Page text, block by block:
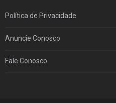
Política de Privacidade
Anuncie Conosco
Fale Conosco